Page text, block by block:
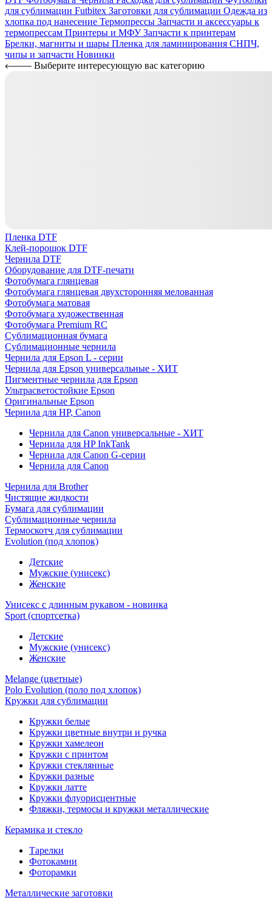
для сублимации Futbitex Заготовки для сублимации Одежда из
хлопка под нанесение Термопрессы Запчасти и аксессуары к
термопрессам Принтеры и МФУЗапчасти к принтерам
Брелки, магниты и шары Пленка для ламинирования СНПЧ,
чипы и запчасти Новинки
Выберите интересующую вас категорию
Пленка DTF
Клей-порошок DTF
Чернила DTF
Оборудование для DTF-печати
Фотобумага глянцевая
Фотобумага глянцевая двухсторонняя мелованная
Фотобумага матовая
Фотобумага художественная
Фотобумага Premium RC
Сублимационная бумага
Сублимационные чернила
Чернила для Epson L - серии
Чернила для Epson универсальные - ХИТ
Пигментные чернила для Epson
Ультрасветостойкие Epson
Оригинальные Epson
Чернила для HP, Canon
Чернила для Canon универсальные - ХИТ
Чернила для HP InkTank
Чернила для Canon G-серии
Чернила для Canon
Чернила для Brother
Чистящие жидкости
Бумага для сублимации
Сублимационные чернила
Термоскотч для сублимации
Evolution (под хлопок)
Детские
Мужские (унисекс)
Женские
Унисекс с длинным рукавом - новинка
Sport (спортсетка)
Детские
Мужские (унисекс)
Женские
Melange (цветные)
Polo Evolution (поло под хлопок)
Кружки для сублимации
Кружки белые
Кружки цветные внутри и ручка
Кружки хамелеон
Кружки c принтом
Кружки стеклянные
Кружки разные
Кружки латте
Кружки флуорисцентные
Фляжки, термосы и кружки металлические
Керамика и стекло
Тарелки
Фотокамни
Фоторамки
Металлические заготовки